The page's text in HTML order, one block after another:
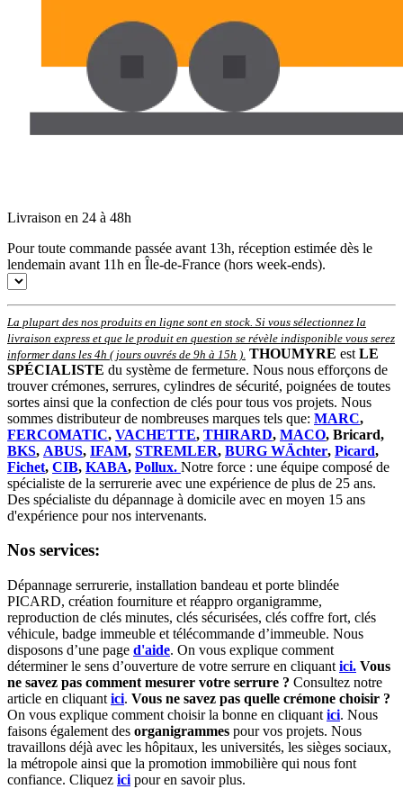
Livraison en 24 à 48h
Pour toute commande passée avant 13h, réception estimée dès le
lendemain avant 11h en Île-de-France (hors week-ends).
La plupart des nos produits en ligne sont en stock. Si vous sélectionnez la
livraison express et que le produit en question se révèle indisponible vous serez
informer dans les 4h ( jours ouvrés de 9h à 15h ) THOUMYRE est LE
SPÉCIALISTE du système de fermeture. Nous nous efforçons de
trouver crémones, serrures, cylindres de sécurité, poignées de toutes
sortes ainsi que la confection de clés pour tous vos projets. Nous
sommes distributeur de nombreuses marques tels que: MARC,
FERCOMATIC, VACHETTE, THIRARD, MACO, Bricard,
BKS, ABUS, IFAM, STREMLER, BURG WÄchter, Picard,
Fichet, CIB, KABA, Pollux. Notre force : une équipe composé de
spécialiste de la serrurerie avec une expérience de plus de 25 ans.
Des spécialiste du dépannage à domicile avec en moyen 15 ans
d'expérience pour nos intervenants.
Nos services:
Dépannage serrurerie, installation bandeau et porte blindée
PICARD, création fourniture et réappro organigramme,
reproduction de clés minutes, clés sécurisées, clés coffre fort, clés
véhicule, badge immeuble et télécommande d’immeuble. Nous
disposons d’une page d'aide. On vous explique comment
déterminer le sens d’ouverture de votre serrure en cliquant ici. Vous
ne savez pas comment mesurer votre serrure ? Consultez notre
article en cliquant ici. Vous ne savez pas quelle crémone choisir ?
On vous explique comment choisir la bonne en cliquant ici. Nous
faisons également des organigrammes pour vos projets. Nous
travaillons déjà avec les hôpitaux, les universités, les sièges sociaux,
la métropole ainsi que la promotion immobilière qui nous font
confiance. Cliquez ici pour en savoir plus.